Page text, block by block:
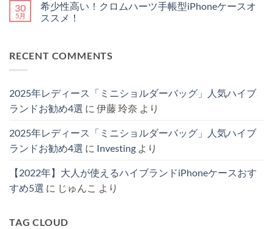
べ
き
か
説！
へ
ヴ
ィ
ト
ー
ス
最
版】
ダ
ー
iPhone
機
能
し
れ
ね
え
選
の
あ
り
ま
欠
か
せ
ラ
ダ)
愛
編
バ
グ
め
へ
ン
ト
は
り
ま
30
5月
希少性高い！クロムハーツ手帳型iPhoneケースオ
ススメ！
高
い！
ハ
ツ
型
ケ
オ
ス
ト
は
り
せ
RECENT COMMENTS
2025年レディース「ミニショルダーバッグ」人気ハイブ
ランドお勧め4選 に 伊藤 玲奈 より
2025年レディース「ミニショルダーバッグ」人気ハイブ
ランドお勧め4選 に Investing より
【2022年】大人が使えるハイブランドiPhoneケースおす
すめ5選 に じゅんこ より
TAG CLOUD